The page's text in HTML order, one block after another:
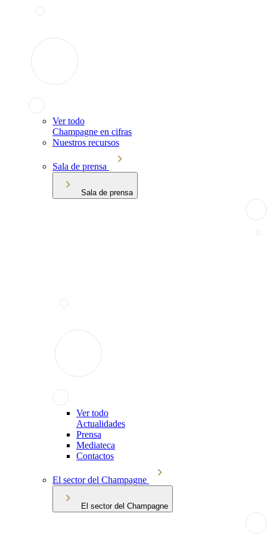
Ver todo
Champagne en cifras
Nuestros recursos
Sala de prensa
Sala de prensa
Ver todo
Actualidades
Prensa
Mediateca
Contactos
El sector del Champagne
El sector del Champagne